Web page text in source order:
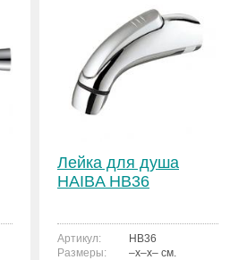
Лейка для душа
HAIBA HB36
Артикул:
HB36
Размеры:
–x–x– см.